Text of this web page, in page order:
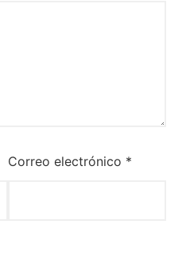
Correo electrónico *